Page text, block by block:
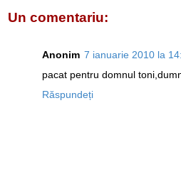
Un comentariu:
Anonim 7 ianuarie 2010 la
pacat pentru domnul
Răspundeți